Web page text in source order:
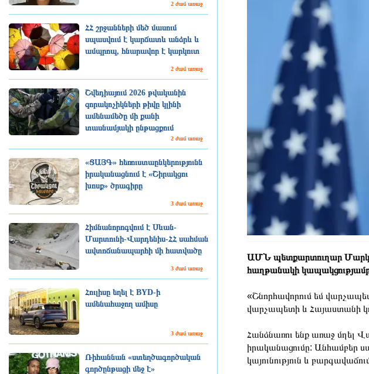
2 ժամ առաջ
ՀՀ շրջանների մեծ մասում
սպասվում է կարճատև անձրև և
ամպրոպ, հնարավոր է կարկուտ
2 ժամ առաջ
Շվեդիայում 2026 թվականին
զորակոչիկների թիվը կլինի
ամենամեծը մի քանի
տասնամյակի ընթացքում
2 ժամ առաջ
«ՑԱՅԳ» հեռուստաընկերությունն
իրականացնում է «Շիրակցու
խոսք» ծրագիրը
3 ժամ առաջ
Հիմնանորոգվում է Սևան-
Մարտունի-Վարդենիս-ՀՀ սահման
ավտոճանապարհի մի հատվածը
3 ժամ առաջ
Հուլիսը եղել է BYD-ի
ամենահաջող ամիսը
3 ժամ առաջ
Ռիհաննան «ստեղծագործական
գործընթացի մեջ է»
ԱՄՆ պետքարտուղար Մարկո
հաղթանակի
«Շնորհավորում եմ
վարչապետի և Հայաստանի
Հանձնառու ենք առաջ մղել
իրականացումը: Անհամբեր
կայունություն և